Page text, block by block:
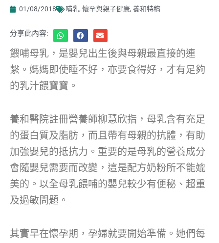
01/08/2018 哺乳, 懷孕與親子健康, 養和特稿
分享此內容:
餵哺母乳，是嬰兒出生後與母親最直接的連
繫。媽媽即使睡不好，亦要食得好，才有足夠
的乳汁餵寶寶。
養和醫院註冊營養師柳慧欣指，母乳含有充足
的蛋白質及脂肪，而且帶有母親的抗體，有助
加強嬰兒的抵抗力。重要的是母乳的營養成分
會隨嬰兒需要而改變，這是配方奶粉所不能媲
美的。以全母乳餵哺的嬰兒較少有便秘、超重
及過敏問題。
其實早在懷孕期，孕婦就要開始準備。她們每